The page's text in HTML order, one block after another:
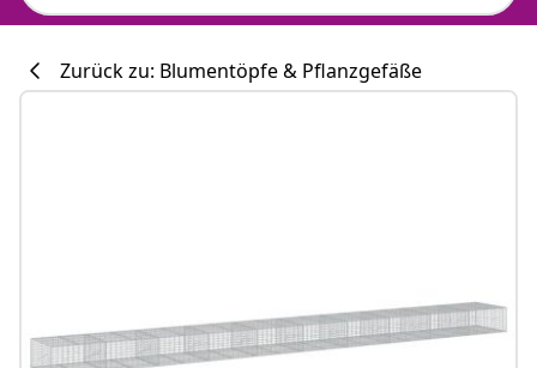
Zurück zu: Blumentöpfe & Pflanzgefäße